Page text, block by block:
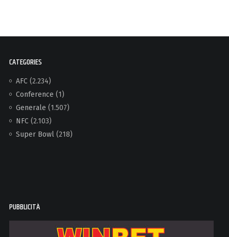
CATEGORIES
AFC(2.234)
Conference (1)
Generale (1.507)
NFC(2.103)
Super Bowl(218)
PUBBLICITÀ